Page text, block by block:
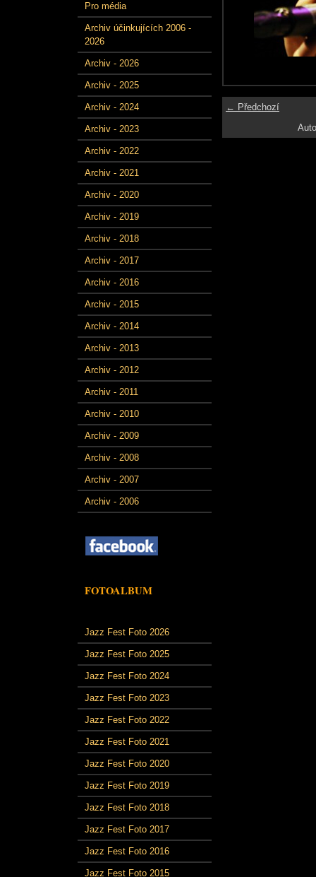
Pro média
Archiv účinkujících 2006 -
2026
Archiv - 2026
Archiv - 2025
Archiv - 2024
Archiv - 2023
Archiv - 2022
Archiv - 2021
Archiv - 2020
Archiv - 2019
Archiv - 2018
Archiv - 2017
Archiv - 2016
Archiv - 2015
Archiv - 2014
Archiv - 2013
Archiv - 2012
Archiv - 2011
Archiv - 2010
Archiv - 2009
Archiv - 2008
Archiv - 2007
Archiv - 2006
FOTOALBUM
Jazz Fest Foto 2026
Jazz Fest Foto 2025
Jazz Fest Foto 2024
Jazz Fest Foto 2023
Jazz Fest Foto 2022
Jazz Fest Foto 2021
Jazz Fest Foto 2020
Jazz Fest Foto 2019
Jazz Fest Foto 2018
Jazz Fest Foto 2017
Jazz Fest Foto 2016
Jazz Fest Foto 2015
← Předchozí